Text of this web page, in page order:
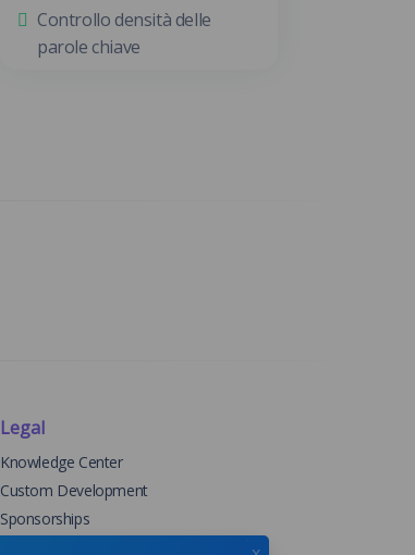
Controllo densità delle
parole chiave
Legal
Knowledge Center
Custom Development
Sponsorships